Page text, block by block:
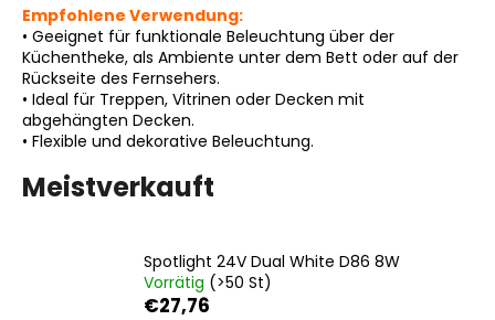
Empfohlene Verwendung:
• Geeignet für funktionale Beleuchtung über der
Küchentheke, als Ambiente unter dem Bett oder auf der
Rückseite des Fernsehers.
• Ideal für Treppen, Vitrinen oder Decken mit
abgehängten Decken.
• Flexible und dekorative Beleuchtung.
Meistverkauft
Spotlight 24V Dual White D86 8W
Vorrätig (>50 St)
€27,76
W
i
r
m